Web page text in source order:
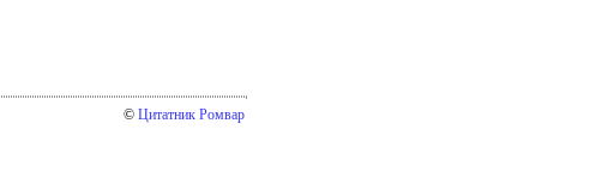
© Цитатник Ромвар